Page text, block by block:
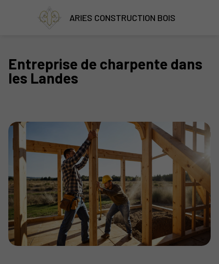
ARIES CONSTRUCTION BOIS
Entreprise de charpente dans
les Landes